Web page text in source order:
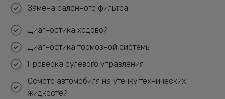
Замена салонного фильтра
Диагностика ходовой
Диагностика тормозной системы
Проверка рулевого управления
Осмотр автомобиля на утечку технических
жидкостей